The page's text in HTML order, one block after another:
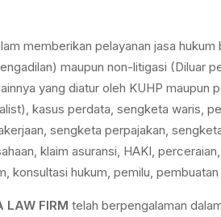
memberikan pelayanan jasa
maupun non-litigasi (Diluar
yang diatur oleh KUHP
kasus perdata, sengketa waris,
sengketa perpajakan,
klaim asuransi, HAKI,
konsultasi hukum, pemilu,
LAW FIRM telah berpengalaman